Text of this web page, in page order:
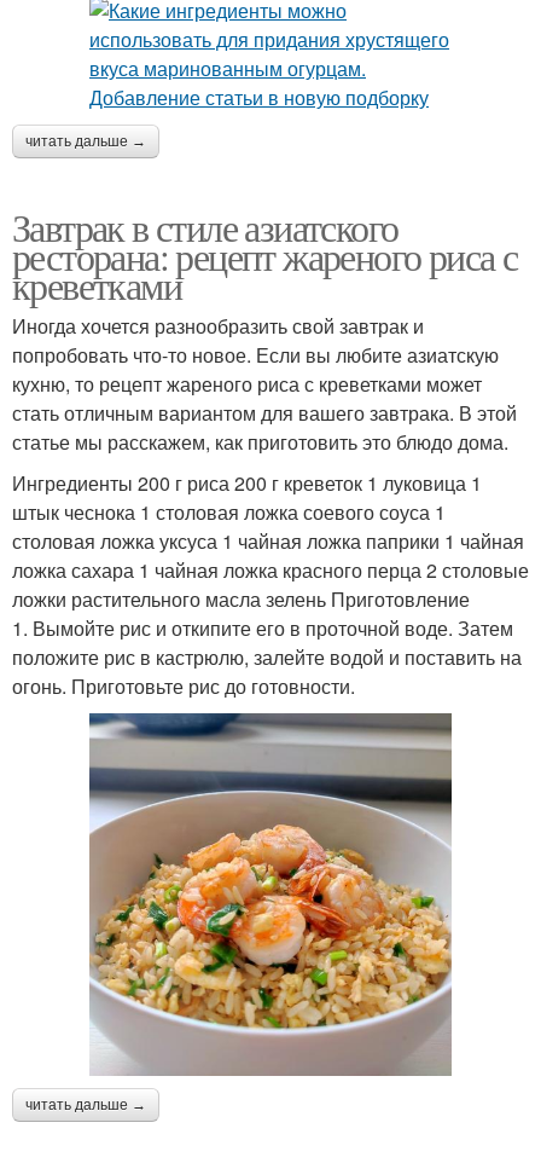
читать дальше →
Завтрак в стиле азиатского
ресторана: рецепт жареного риса с
креветками
Иногда хочется разнообразить свой завтрак и
попробовать что-то новое. Если вы любите азиатскую
кухню, то рецепт жареного риса с креветками может
стать отличным вариантом для вашего завтрака. В этой
статье мы расскажем, как приготовить это блюдо дома.
Ингредиенты 200 г риса 200 г креветок 1 луковица 1
штык чеснока 1 столовая ложка соевого соуса 1
столовая ложка уксуса 1 чайная ложка паприки 1 чайная
ложка сахара 1 чайная ложка красного перца 2 столовые
ложки растительного масла зелень Приготовление
1. Вымойте рис и откипите его в проточной воде. Затем
положите рис в кастрюлю, залейте водой и поставить на
огонь. Приготовьте рис до готовности.
читать дальше →